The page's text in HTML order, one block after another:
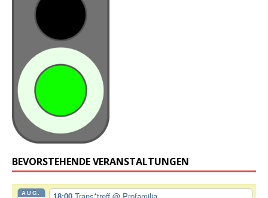
BEVORSTEHENDE VERANSTALTUNGEN
AUG.